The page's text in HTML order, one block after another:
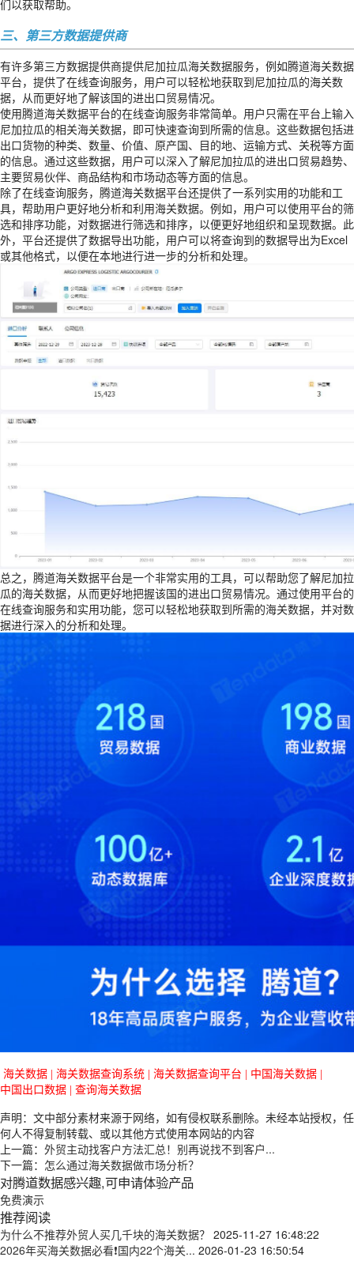
们以获取帮助。
三、第三方数据提供商
有许多第三方数据提供商提供尼加拉瓜海关数据服务，例如腾道海关数据
平台，提供了在线查询服务，用户可以轻松地获取到尼加拉瓜的海关数
据，从而更好地了解该国的进出口贸易情况。
使用腾道海关数据平台的在线查询服务非常简单。用户只需在平台上输入
尼加拉瓜的相关海关数据，即可快速查询到所需的信息。这些数据包括进
出口货物的种类、数量、价值、原产国、目的地、运输方式、关税等方面
的信息。通过这些数据，用户可以深入了解尼加拉瓜的进出口贸易趋势、
主要贸易伙伴、商品结构和市场动态等方面的信息。
除了在线查询服务，腾道海关数据平台还提供了一系列实用的功能和工
具，帮助用户更好地分析和利用海关数据。例如，用户可以使用平台的筛
选和排序功能，对数据进行筛选和排序，以便更好地组织和呈现数据。此
外，平台还提供了数据导出功能，用户可以将查询到的数据导出为Excel
或其他格式，以便在本地进行进一步的分析和处理。
总之，腾道海关数据平台是一个非常实用的工具，可以帮助您了解尼加拉
瓜的海关数据，从而更好地把握该国的进出口贸易情况。通过使用平台的
在线查询服务和实用功能，您可以轻松地获取到所需的海关数据，并对数
据进行深入的分析和处理。
海关数据 海关数据查询系统 海关数据查询平台 中国海关数据
中国出口数据
查询海关数据
声明：文中部分素材来源于网络，如有侵权联系删除。未经本站授权，任
何人不得复制转载、或以其他方式使用本网站的内容
上一篇： 外贸主动找客户方法汇总！别再说找不到客户...
下一篇： 怎么通过海关数据做市场分析？
对腾道数据感兴趣,可申请体验产品
免费演示
推荐阅读
为什么不推荐外贸人买几千块的海关数据？ 2025-11-27 16:48:22
2026年买海关数据必看❗国内22个海关... 2026-01-23 16:50:54